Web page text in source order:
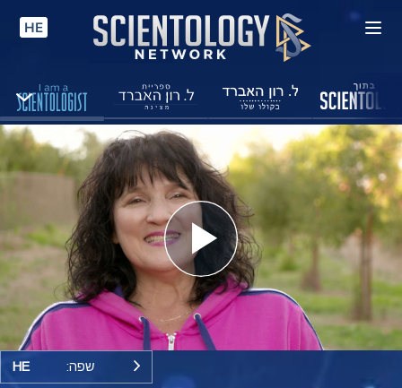
HE
Play
Video
שפה: HE